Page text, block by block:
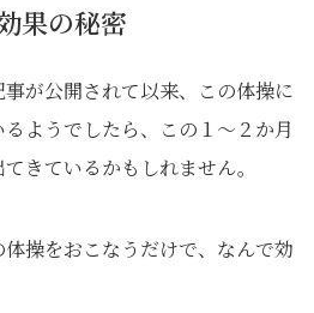
果の秘密
が公開されて以来、この体操に
ようでしたら、この１～２か月
きているかもしれません。
操をおこなうだけで、なんで効